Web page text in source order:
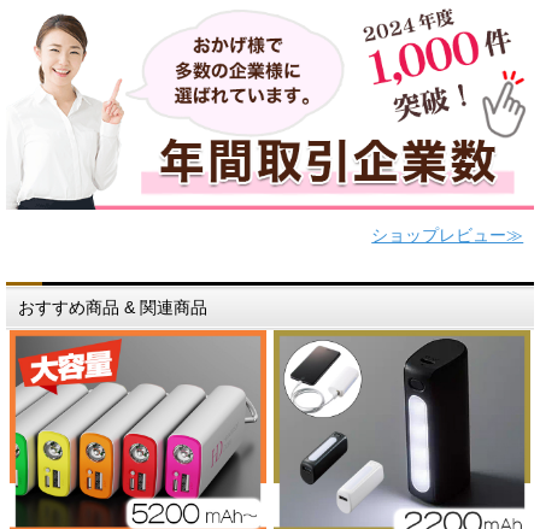
ショップレビュー≫
おすすめ商品 & 関連商品